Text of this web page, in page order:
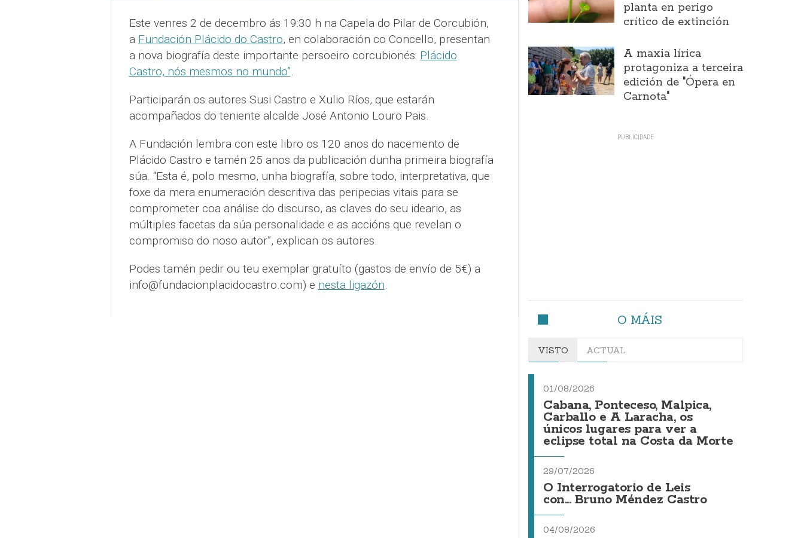
Este venres 2 de decembro ás 19:30 h na Capela do Pilar de Corcubión,
a Fundación Plácido do Castro, en colaboración co Concello, presentan
a nova biografía deste importante persoeiro corcubionés: Plácido
Castro, nós mesmos no mundo”.
Participarán os autores Susi Castro e Xulio Ríos, que estarán
acompañados do teniente alcalde José Antonio Louro Pais.
A Fundación lembra con este libro os 120 anos do nacemento de
Plácido Castro e tamén 25 anos da publicación dunha primeira biografía
súa. “Esta é, polo mesmo, unha biografía, sobre todo, interpretativa, que
foxe da mera enumeración descritiva das peripecias vitais para se
comprometer coa análise do discurso, as claves do seu ideario, as
múltiples facetas da súa personalidade e as accións que revelan o
compromiso do noso autor”, explican os autores.
Podes tamén pedir ou teu exemplar gratuíto (gastos de envío de 5€) a
info@fundacionplacidocastro.com) e nesta ligazón.
planta en perigo
crítico de extinción
A maxia lírica
protagoniza a terceira
edición de "Ópera en
Carnota"
O MÁIS
VISTO ACTUAL
01/08/2026
Cabana, Ponteceso, Malpica,
Carballo e A Laracha, os
únicos lugares para ver a
eclipse total na Costa da Morte
29/07/2026
O Interrogatorio de Leis
con... Bruno Méndez Castro
04/08/2026